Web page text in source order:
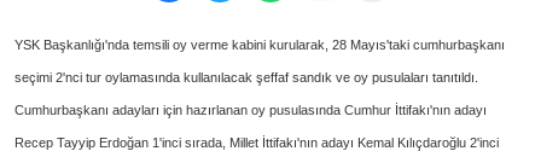
YSK Başkanlığı'nda temsili oy verme kabini kurularak, 28 Mayıs'taki cumhurbaşkanı
seçimi 2'nci tur oylamasında kullanılacak şeffaf sandık ve oy pusulaları tanıtıldı.
Cumhurbaşkanı adayları için hazırlanan oy pusulasında Cumhur İttifakı'nın adayı
Recep Tayyip Erdoğan 1'inci sırada, Millet İttifakı'nın adayı Kemal Kılıçdaroğlu 2'inci